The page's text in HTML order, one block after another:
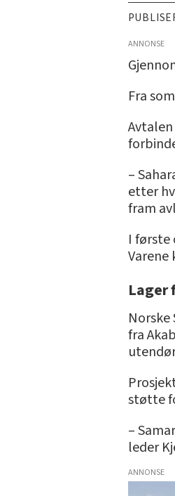
ANNONSE
Fra
–
etter
fram
I første
Lager
fra
støtte
–
leder
ANNONSE